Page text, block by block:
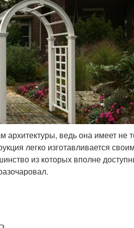
архитектуры, ведь она имеет не
легко изготавливается
из которых вполне